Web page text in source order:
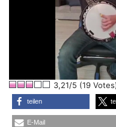
3,21/5 (19
teilen
E-Mail